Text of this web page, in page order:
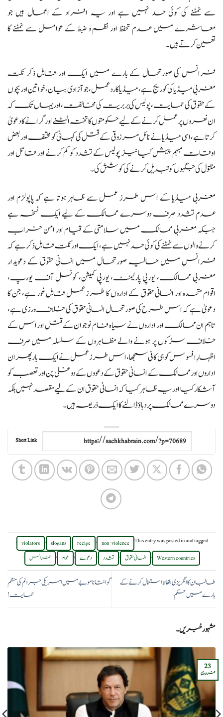
سے نمٹنے کی کوئی حد نہیں ہے اور یہ افراد کے اعمال ہیں جو
معاشرے میں عدم تحفظ اور نظم و ضبط کے عوامل سے نمٹنے کا
تعین کرتے ہیں۔
فرانس کی صورتحال کے بارے میں ایک اور قابل ذکر نکتہ
مغربی میڈیا کی کوریج ہے،میڈیا کا ردعمل، جو آزادی بیان، خواتین اور بچوں
کے حقوق کی حمایت، پولیس کی بربریت کی مخالفت، اور یہاں تک کہ
ان نعروں پر عمل کرنے کے لیے حکومتوں کا تختہ الٹنے اور گرانے کا دعویٰ
کرتا ہے، اسی میڈیا نے نائل مرزوقی کے قتل کی کہانی کو مختلف اور بعض
اوقات مبہم پیش کیا نیز پولیس کے تشدد کو کم کرنے اور قاتل اور
مقتول کی جگہوں کو تبدیل کرنے کی کوشش کی۔
مغربی میڈیا کے اس طرز عمل سے ظاہر ہوتا ہے کہ پاپولزم اور
عدم تشدد صرف دوسرے ممالک کے لیے ایک نسخہ ہے
جبکہ مغربی ممالک میں سلامتی کے قیام اور امن خراب
کرنے والوں سے نمٹنے کی کوئی حد نہیں ہے، ایک اور نکتہ قابل ذکر ہے کہ
فرانس میں حالیہ صورتحال میں انسانی حقوق کے دعویدار
مغربی ممالک، یورپی پارلیمنٹ، یورپی کمیشن، کونسل آف یورپ،
اقوام متحدہ اور انسانی حقوق کے اداروں کا طرز عمل قابل غور ہے، جن کا
دعویٰ ہے کہ اس طرح کی صورتحال انسانی حقوق کی خلاف ورزی ہے،
تاہم ان ممالک اور اداروں نے سیاہ فام نوجوان کے قتل اور اس کے
خلاف سڑکوں پر ہونے والے مظاہروں کے سلسلہ میں صرف
اظہارِ افسوس کو ہی کافی سمجھا،اس طرز عمل نے ایک بار پھر ان
اداروں اور ممالک کے انسانی حقوق کے دعووں کے دوغلی پن اور تعصب کو
آشکار کیا اور یہ ظاہر کیا کہ انسانی حقوق ان کے لیے مقصد نہیں بلکہ
دوسرے ممالک پر دباؤ ڈالنے کا ایک ذریعہ ہیں۔
Short Link
This entry was posted inand tagged
non-violence
,
recipe
,
slogans
,
violators
,
Western countries
, انسانی حقوق , تشدد , دعوے , عوام , فرانس .
طالبان کا انگریزی الفاظ استعمال کرنے کے
بارے میں حکم
گوانتاناموبے میں امریکی جرائم کی منظم
حمایت!
مشہور خبریں۔
23
فروری